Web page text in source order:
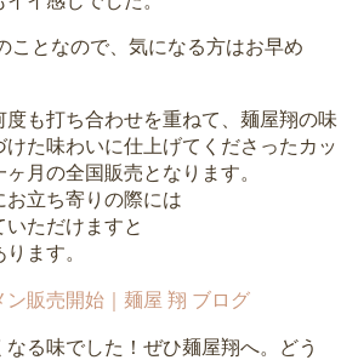
ことなので、気になる方はお早め
も打ち合わせを重ねて、麺屋翔の味
た味わいに仕上げてくださったカッ
月の全国販売となります。
立ち寄りの際には
ただけますと
ます。
ン販売開始｜麺屋 翔 ブログ
なる味でした！ぜひ麺屋翔へ。どう